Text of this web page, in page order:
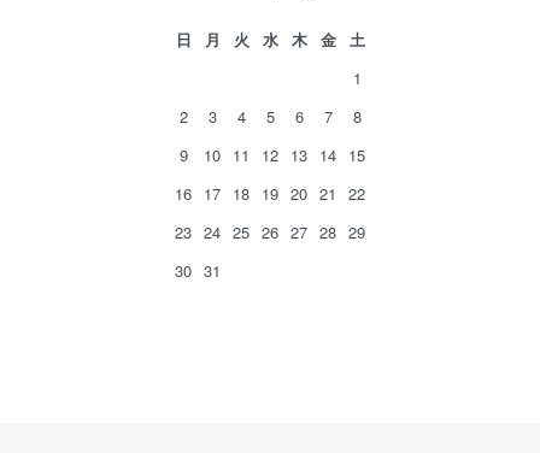
日 月 火 水 木 金
土
1
2
3 4 5 6 7
8
9
10 11 12 13 14 15
16 17 18 19 20 21
22
23 24 25 26 27 28 29
30 31